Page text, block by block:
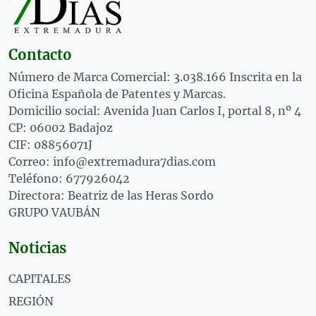
Contacto
Número de Marca Comercial: 3.038.166 Inscrita en la
Oficina Española de Patentes y Marcas.
Domicilio social: Avenida Juan Carlos I, portal 8, nº 4
CP: 06002 Badajoz
CIF: 08856071J
Correo: info@extremadura7dias.com
Teléfono: 677926042
Directora: Beatriz de las Heras Sordo
GRUPO VAUBÁN
Noticias
CAPITALES
REGIÓN